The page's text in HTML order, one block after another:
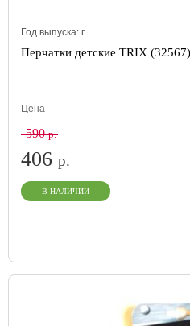
Год выпуска: г.
Перчатки детские TRIX
Цена
590р.
406 р.
В НАЛИЧИИ